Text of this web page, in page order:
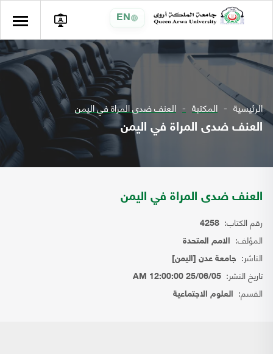
EN
الرئيسية المكتبة العنف ضدى المراة في اليمن
العنف ضدى المراة في اليمن
العنف ضدى المراة في اليمن
رقم الكتاب: 4258
المؤلف: الامم المتحدة
الناشر: جامعة عدن [اليمن]
تاريخ النشر: 25/06/05 12:00:00 AM
القسم: العلوم الاجتماعية